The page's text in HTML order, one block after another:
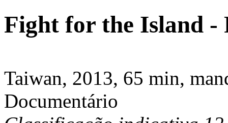
Fight for the Island -
Taiwan, 2013, 65 min,
Documentário